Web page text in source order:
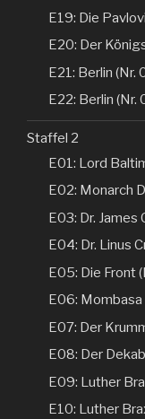
E19: Die
E20: Der
E21: Berlin (Nr.
E22: Berlin (Nr.
Staffel 2
E01: Lord
E02: Monarch
E03: Dr. James
E04: Dr. Linus
E05: Die Front
E06: Mombasa
E07: Der
E08: Der
E09: Luther
E10: Luther